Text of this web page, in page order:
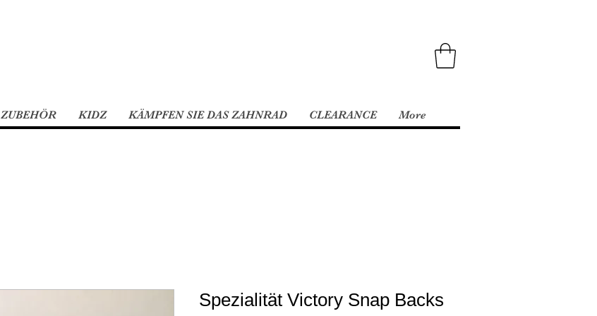
ZUBEHÖR KIDZ KÄMPFEN SIE DAS ZAHNRAD CLEARANCE More
Spezialität Victory Snap Backs